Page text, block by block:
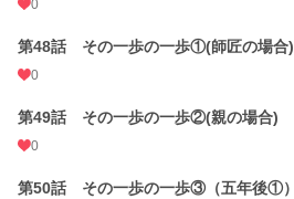
0
第48話 その一歩の一歩①(師匠の場合)
0
第49話 その一歩の一歩②(親の場合)
0
第50話 その一歩の一歩③（五年後①）